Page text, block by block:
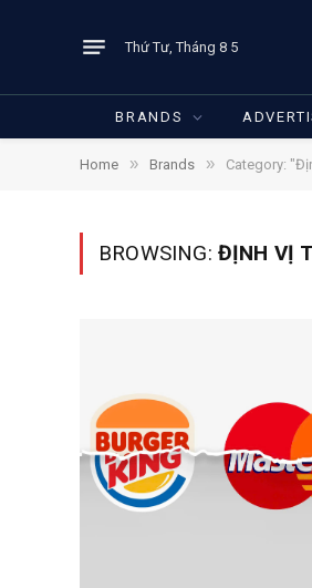
Thứ Tư, Tháng 8 5
BRANDS
Home » Brands » Category:
BROWSING: ĐỊNH VỊ